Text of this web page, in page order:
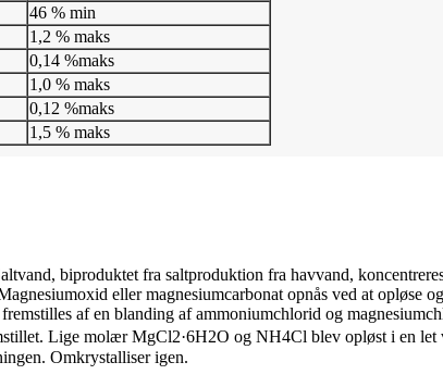
46 % min
1,2 % maks
0,14 %maks
1,0 % maks
0,12 %maks
1,5 % maks
biproduktet fra saltproduktion fra havvand,
eller magnesiumcarbonat opnås ved at opløse
af en blanding af ammoniumchlorid og
Lige molær MgCl2·6H2O og NH4Cl blev opløst i en
Omkrystalliser igen.